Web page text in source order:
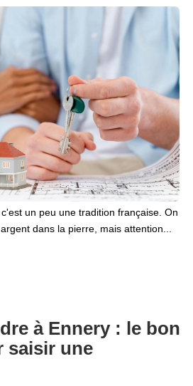
un peu une tradition française. On
dans la pierre, mais attention...
à Ennery : le bon
saisir une